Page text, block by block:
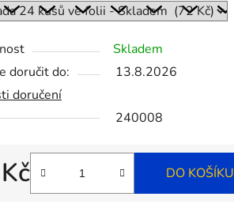
Skladem
doručit do:
13.8.2026
doručení
240008
cena:
DO KOŠÍKU